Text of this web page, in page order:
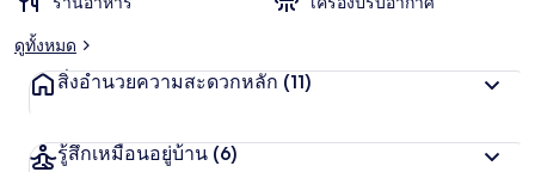
ดูทั้งหมด
สิ่งอำนวยความสะดวกหลัก (11)
รู้สึกเหมือนอยู่บ้าน (6)